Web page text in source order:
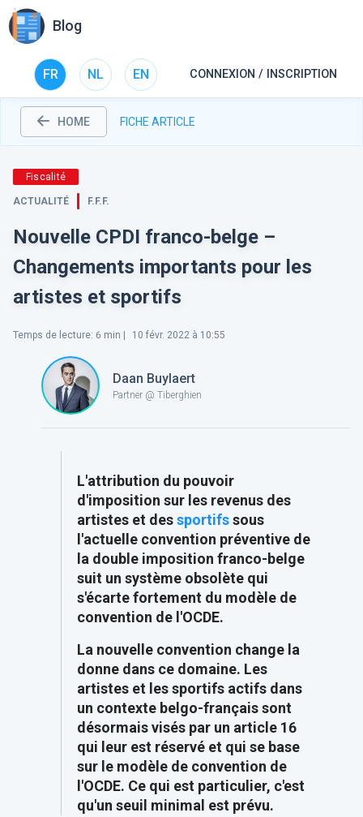
Blog
FR NL EN CONNEXION / INSCRIPTION
HOME FICHE ARTICLE
Fiscalité
ACTUALITÉ F.F.F.
Nouvelle CPDI franco-belge –
Changements importants pour les
artistes et sportifs
Temps de lecture: 6 min | 10 févr. 2022 à 10:55
Daan Buylaert
Partner @ Tiberghien
L'attribution du pouvoir
d'imposition sur les revenus des
artistes et dessportifssous
l'actuelle convention préventive de
la double imposition franco-belge
suit un système obsolète qui
s'écarte fortement du modèle de
convention de l'OCDE.
La nouvelle convention change la
donne dans ce domaine. Les
artistes et les sportifs actifs dans
un contexte belgo-français sont
désormais visés par un article 16
qui leur est réservé et qui se base
sur le modèle de convention de
l'OCDE. Ce qui est particulier, c'est
qu'un seuil minimal est prévu.